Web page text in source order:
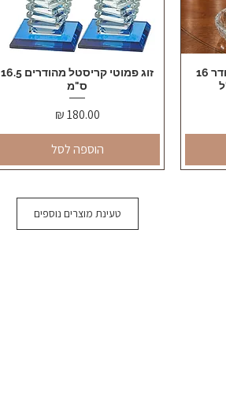
גביע קידוש קריסטל מהודר 16
תצוגה מהירה
זוג פמוטי קריסטל מהודרים 16.5
ס"מ
מחיר
הוספה לסל
טעינת מוצרים נוספים